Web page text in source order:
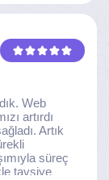
her
Web
artırdı
Artık
süreç
tavsiye